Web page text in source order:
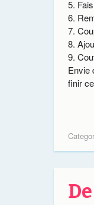
Envie
finir